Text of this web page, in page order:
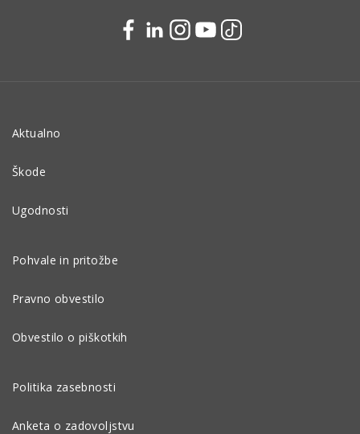
Aktualno
Škode
Ugodnosti
Pohvale in pritožbe
Pravno obvestilo
Obvestilo o piškotkih
Politika zasebnosti
Anketa o zadovoljstvu